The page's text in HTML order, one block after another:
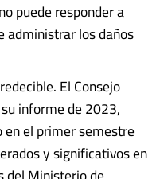
puede responder a
administrar los daños
El Consejo
informe de 2023,
el primer semestre
y significativos en